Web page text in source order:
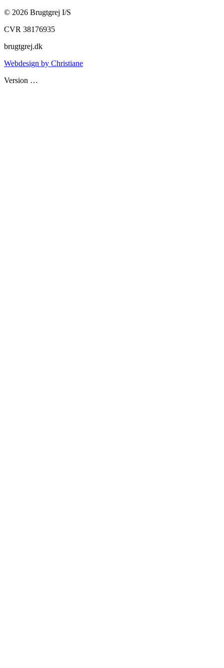
© 2026 Brugtgrej I/S
CVR 38176935
brugtgrej.dk
Webdesign by Christiane
Version …